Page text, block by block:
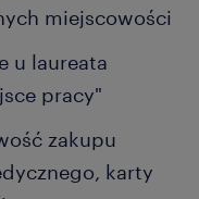
miejscowości
u laureata
pracy"
zakupu
karty